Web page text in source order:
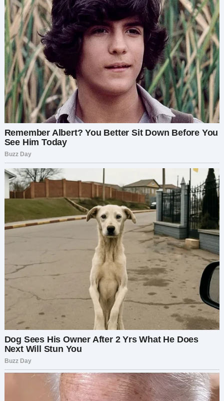
слишком ли жёстко она поступила, дав своему
мужу ультиматум. Он почти не участвовал в её
беременности. По её словам, они были вместе
пять лет, но женаты — только шесть месяцев.
Беременная на шестом месяце, она обратилась
за советом к другим. Она рассказала, что у её
мужа, Игоря, были непростые отношения с
матерью:
«Мой муж слишком близок со своей матерью.
Он может говорить с ней часами и проводит с
ней больше времени, чем со мной.»
Всё дошло до предела, когда она попросила его
помогать ей больше — готовиться к рождению
ребёнка. Игорь отказался, сказав, что это
отнимет у него время, которое он тратит на
маму. На её просьбу он ответил:
«Ты же знаешь, мама у меня всегда будет на
первом месте.»
Потрясённая, но сдержанная, она продолжила
заниматься всем одна. Пока она готовилась к
рождению ребёнка, её свекровь, Людмила,
позвонила ей и хвастливо сказала:«Я
победила!», а в фоне слышался смех мужа.
Позже, на годовщину, когда она приготовила
любимое блюдо Игоря и купила ему подарок, он
просто исчез.
Она подумала, что он готовит сюрприз, но,
позвонив, узнала, что он у матери. Тогда она